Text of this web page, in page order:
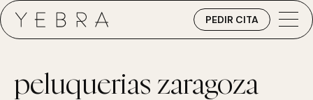
PEDIR CITA
peluquerias zaragoza